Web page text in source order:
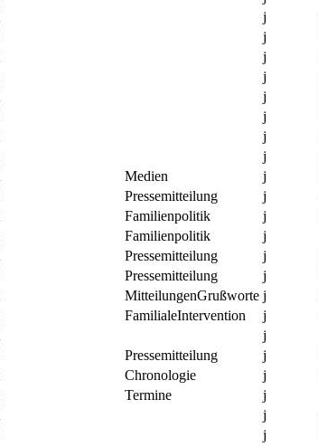
j
j
j
j
j
j
j
j
Medien j
Pressemitteilung j
Familienpolitik j
Familienpolitik j
Pressemitteilung j
Pressemitteilung j
MitteilungenGrußworte j
FamilialeIntervention j
j
Pressemitteilung j
Chronologie j
Termine j
j
j